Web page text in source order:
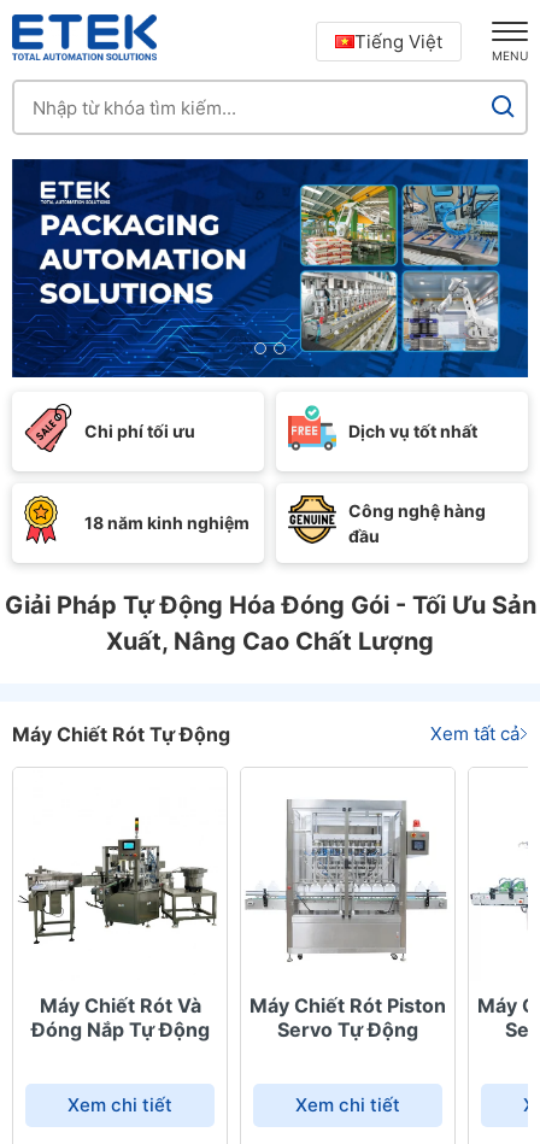
Tiếng Việt
MENU
Chi phí tối ưu Dịch vụ tốt nhất
18 năm kinh nghiệm
Công nghệ hàng
đầu
Giải Pháp Tự Động Hóa Đóng Gói - Tối Ưu Sản
Xuất, Nâng Cao Chất Lượng
Máy Chiết Rót Tự Động Xem tất cả
Máy Chiết Rót Và
Đóng Nắp Tự Động
Xem chi tiết
Máy Chiết Rót Piston
Servo Tự Động
Xem chi tiết
Máy